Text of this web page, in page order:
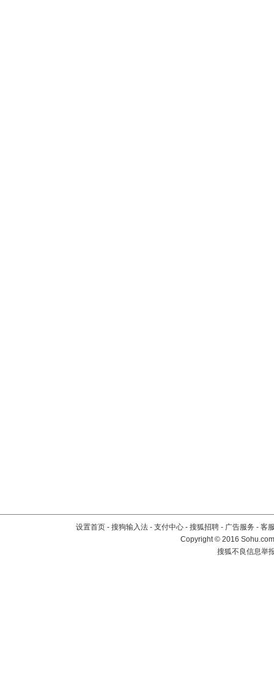
设置首页 - 搜狗输入法 - 支付中心 - 搜狐招聘 - 广告服务 - 客
Copyright©2016
搜狐不良信息举